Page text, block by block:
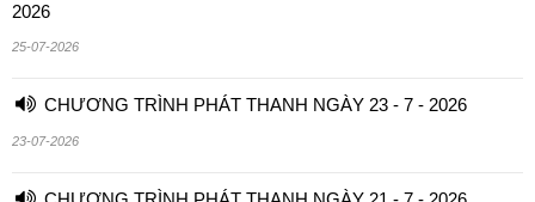
2026
25-07-2026
CHƯƠNG TRÌNH PHÁT THANH NGÀY 23 - 7 - 2026
23-07-2026